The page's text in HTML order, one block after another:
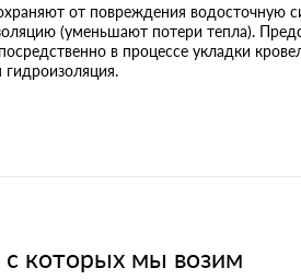
от повреждения водосточную
(уменьшают потери тепла).
в процессе укладки
которых мы возим